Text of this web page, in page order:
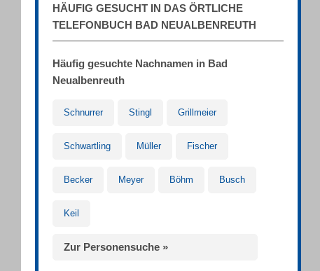
HÄUFIG GESUCHT IN DAS ÖRTLICHE
TELEFONBUCH BAD NEUALBENREUTH
Häufig gesuchte Nachnamen in Bad
Neualbenreuth
Schnurrer Stingl Grillmeier
Schwartling Müller Fischer
Becker Meyer Böhm Busch
Keil
Zur Personensuche »